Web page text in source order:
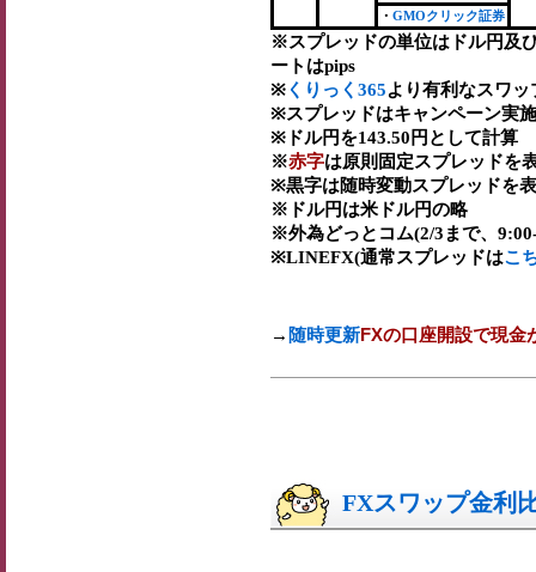
・ GMOクリック証券
※スプレッドの単位はドル円及
ートはpips
※ くりっく365より有利なスワ
※スプレッドはキャンペーン実
※ドル円を143.50円として計算
※赤字は原則固定スプレッドを
※黒字は随時変動スプレッドを
※ドル円は米ドル円の略
※外為どっとコム(2/3まで、
※LINEFX(通常スプレッドはこ
→ 随時更新FXの口座開設で現金
FXスワップ金利